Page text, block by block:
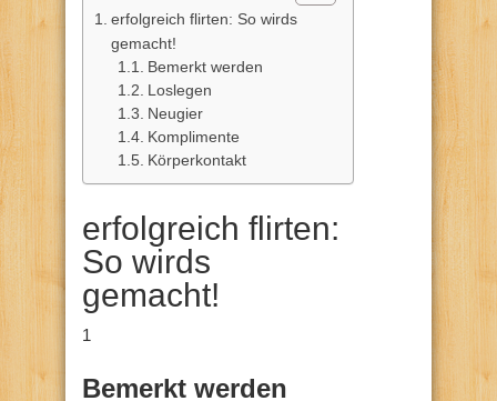
erfolgreich flirten: So wirds
gemacht!
Bemerkt werden
Loslegen
Neugier
Komplimente
Körperkontakt
erfolgreich flirten:
So wirds
gemacht!
1
Bemerkt werden